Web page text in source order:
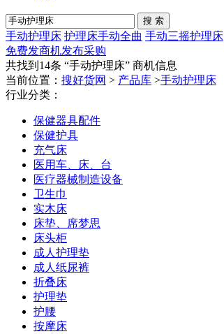
搜 索
手动护理床 护理床手动全曲 手动三摇护理床
免费发商机发布采购
共找到14条 “手动护理床” 商机信息
当前位置： 搜好货网 > 产品库 >手动护理床
行业分类：
保健器具配件
保健护具
充气床
医用车、床、台
医疗器械制造设备
卫生巾
实木床
床垫、席梦思
床头柜
成人护理垫
成人纸尿裤
折叠床
护理垫
护腰
按摩床